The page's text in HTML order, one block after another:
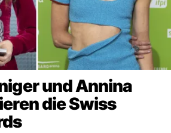
und Annina
die Swiss